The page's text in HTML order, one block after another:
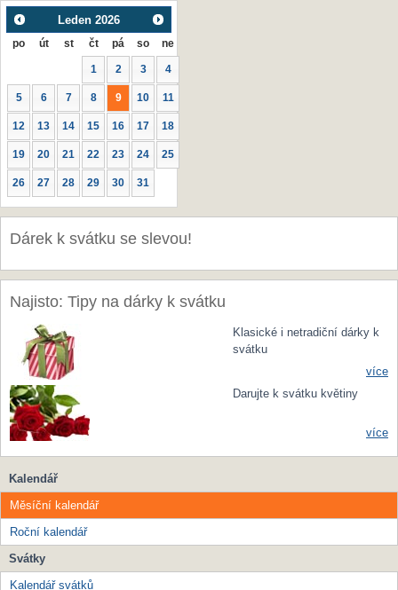
Leden 2026
po út st čt pá so ne
1 2 3 4
5 6 7 8 9 10 11
12 13 14 15 16 17 18
19 20 21 22 23 24 25
26 27 28 29 30 31
Dárek k svátku se slevou!
Najisto: Tipy na dárky k svátku
Klasické i netradiční dárky k
svátku
více
Darujte k svátku květiny
více
Kalendář
Měsíční kalendář
Roční kalendář
Svátky
Kalendář svátků